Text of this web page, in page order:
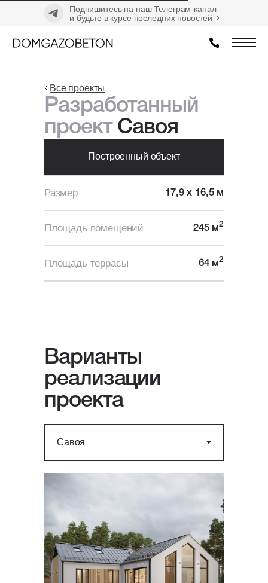
Подпишитесь на наш Телеграм-канал
и будьте в курсе последних новостей
Все проекты
Разработанный
проектСавоя
Построенный объект
Размер 17,9 х 16,5 м
Площадь помещений 245 м2
Площадь террасы 64 м2
Варианты
реализации
проекта